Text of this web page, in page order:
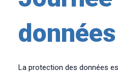
La protection des données